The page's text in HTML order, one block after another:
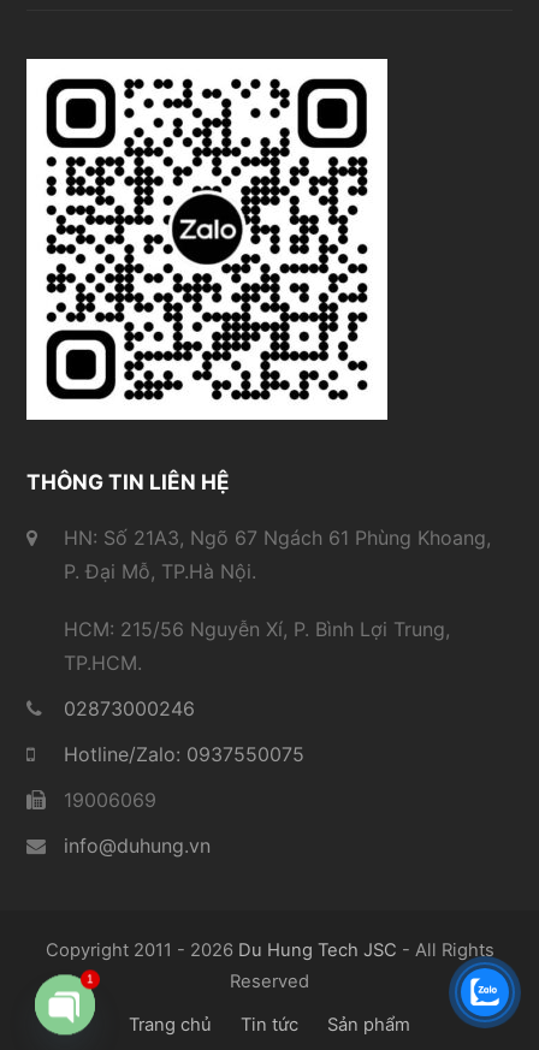
THÔNG TIN LIÊN HỆ
HN: Số 21A3, Ngõ 67 Ngách 61 Phùng Khoang,
P. Đại Mỗ, TP.Hà Nội.
HCM: 215/56 Nguyễn Xí, P. Bình Lợi Trung,
TP.HCM.
02873000246
Hotline/Zalo: 0937550075
19006069
info@duhung.vn
Copyright 2011 - 2026 Du Hung Tech JSC - All Rights
Reserved
Trang chủ
Tin tức Sản phẩm
1